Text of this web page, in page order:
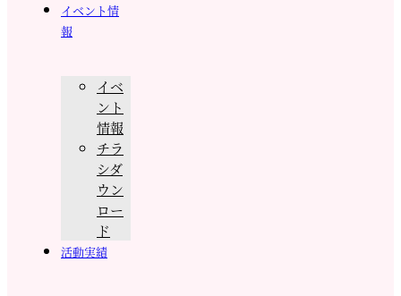
イベント情
報
イベ
ント
情報
チラ
シダ
ウン
ロー
ド
活動実績